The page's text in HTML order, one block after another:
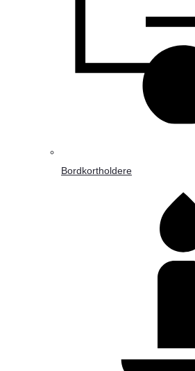
Bordkortholdere